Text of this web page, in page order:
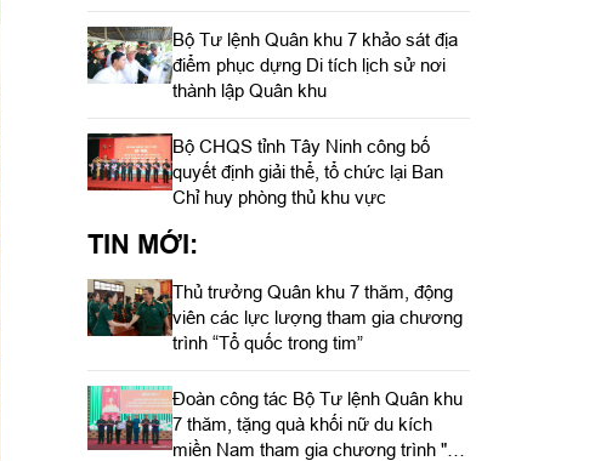
Bộ Tư lệnh Quân khu 7 khảo sát địa
điểm phục dựng Di tích lịch sử nơi
thành lập Quân khu
Bộ CHQS tỉnh Tây Ninh công bố
quyết định giải thể, tổ chức lại Ban
Chỉ huy phòng thủ khu vực
TIN MỚI:
Thủ trưởng Quân khu 7 thăm, động
viên các lực lượng tham gia chương
trình “Tổ quốc trong tim”
Đoàn công tác Bộ Tư lệnh Quân khu
7 thăm, tặng quà khối nữ du kích
miền Nam tham gia chương trình "Tổ